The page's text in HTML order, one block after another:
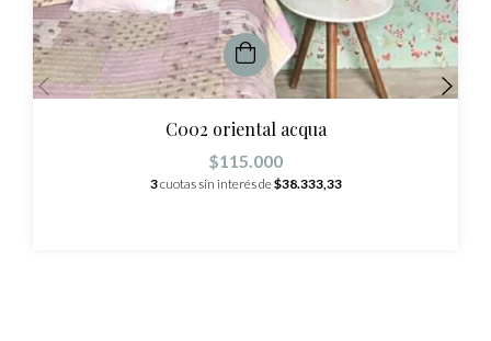
C002 oriental acqua
$115.000
3cuotas sin interés de$38.333,33